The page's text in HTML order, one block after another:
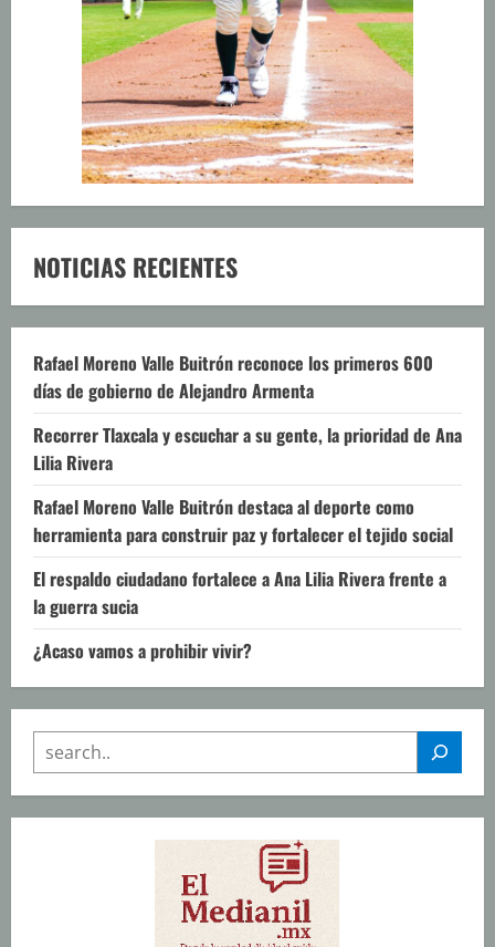
NOTICIAS RECIENTES
Rafael Moreno Valle Buitrón reconoce los primeros 600
días de gobierno de Alejandro Armenta
Recorrer Tlaxcala y escuchar a su gente, la prioridad de Ana
Lilia Rivera
Rafael Moreno Valle Buitrón destaca al deporte como
herramienta para construir paz y fortalecer el tejido social
El respaldo ciudadano fortalece a Ana Lilia Rivera frente a
la guerra sucia
¿Acaso vamos a prohibir vivir?
SEARCH